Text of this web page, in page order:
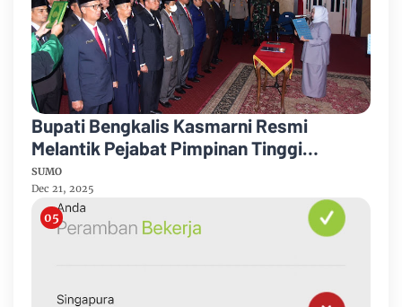
Bupati Bengkalis Kasmarni Resmi
Melantik Pejabat Pimpinan Tinggi
Pratama
SUMO
Dec 21, 2025